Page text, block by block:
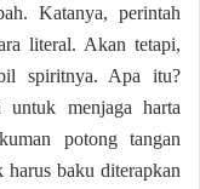
Katanya, perintah
literal. Akan tetapi,
spiritnya. Apa itu?
untuk menjaga harta
potong tangan
harus baku diterapkan